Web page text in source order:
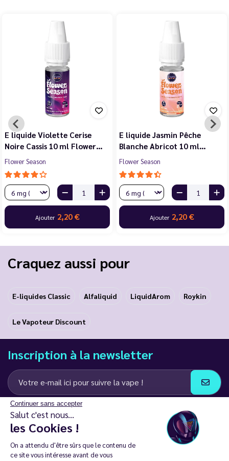
Continuer sans accepter
Salut c'est nous...
les Cookies !
On a attendu d'être sûrs que le contenu de
ce site vous intéresse avant de vous
E liquide Violette Cerise
Noire Cassis 10 ml Flower…
Flower Season
Ajouter 2,20 €
E liquide Jasmin Pêche
Blanche Abricot 10 ml…
Flower Season
Ajouter 2,20 €
Craquez aussi pour
E-liquides Classic Alfaliquid LiquidArom Roykin
Le Vapoteur Discount
Inscription à la newsletter
J’accepte de recevoir des communications e-mail et SMS de la part de
LD Groupe
Restez en contact